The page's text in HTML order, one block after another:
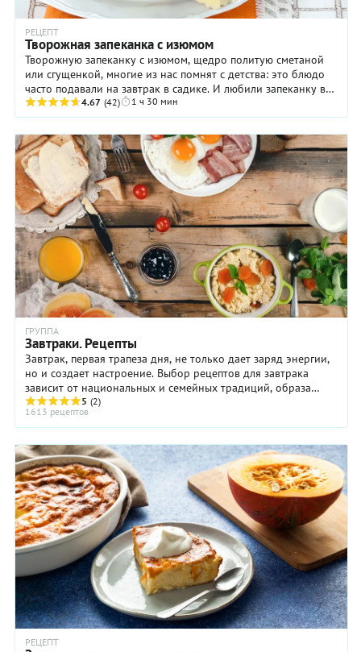
РЕЦЕПТ
Творожная запеканка с изюмом
Творожную запеканку с изюмом, щедро политую сметаной
или сгущенкой, многие из нас помнят с детства: это блюдо
часто подавали на завтрак в садике. И любили запеканку все
или почти все! Во ...
4.67 (42) 1 ч 30 мин
ГРУППА
Завтраки. Рецепты
Завтрак, первая трапеза дня, не только дает заряд энергии,
но и создает настроение. Выбор рецептов для завтрака
зависит от национальных и семейных традиций, образа
5 (2)
1613 рецептов
РЕЦЕПТ